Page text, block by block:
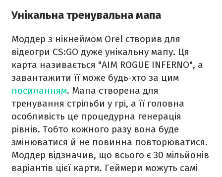
Унікальна тренувальна мапа
Моддер з нікнеймом Orel створив для
відеогри CS:GO дуже унікальну мапу. Ця
карта називається "AIM ROGUE INFERNO", а
завантажити її може будь-хто за цим
посиланням. Мапа створена для
тренування стрільби у грі, а її головна
особливість це процедурна генерація
рівнів. Тобто кожного разу вона буде
змінюватися й не повинна повторюватися.
Моддер відзначив, що всього є 30 мільйонів
варіантів цієї карти. Геймери можуть самі